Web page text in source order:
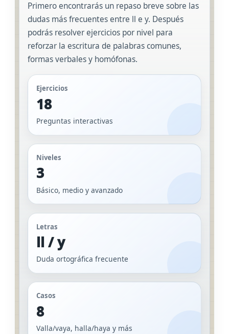
Primero encontrarás un repaso breve sobre las
dudas más frecuentes entre ll e y. Después
podrás resolver ejercicios por nivel para
reforzar la escritura de palabras comunes,
formas verbales y homófonas.
Ejercicios
18
Preguntas interactivas
Niveles
3
Básico, medio y avanzado
Letras
ll / y
Duda ortográfica frecuente
Casos
8
Valla/vaya, halla/haya y más